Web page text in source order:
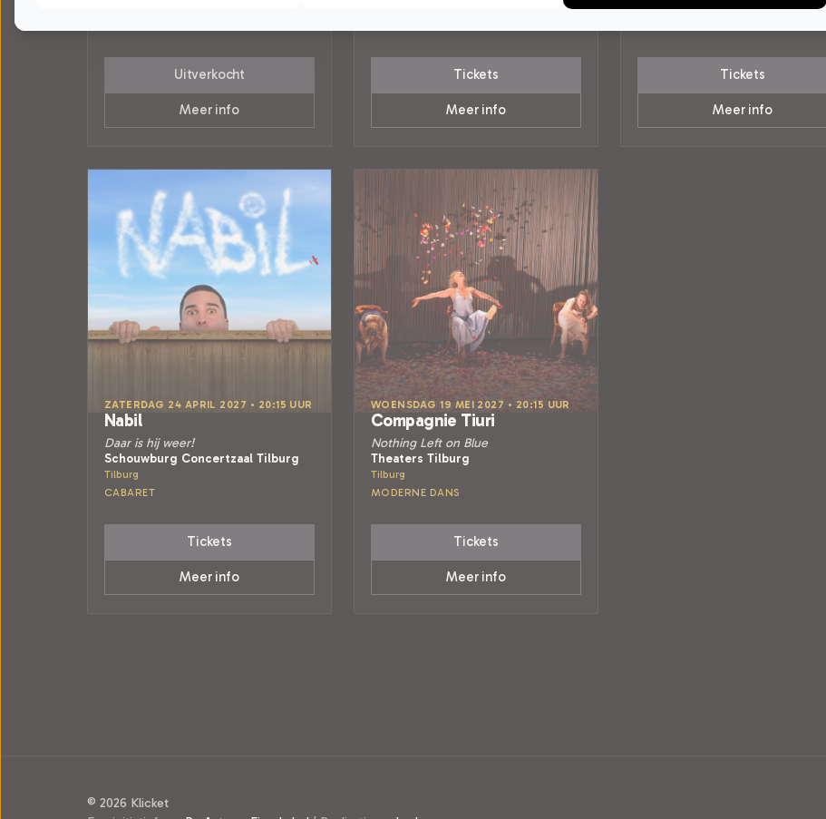
Uitverkocht
Meer info
Tickets
Meer info
Tilburg
Tickets
Meer info
ZATERDAG 24 APRIL 2027 • 20:15 UUR
Nabil
Daar is hij weer!
Schouwburg Concertzaal Tilburg
Tilburg
CABARET
Tickets
Meer info
WOENSDAG 19 MEI 2027 • 20:15 UUR
Compagnie Tiuri
Nothing Left on Blue
Theaters Tilburg
Tilburg
MODERNE DANS
Tickets
Meer info
© 2026 Klicket